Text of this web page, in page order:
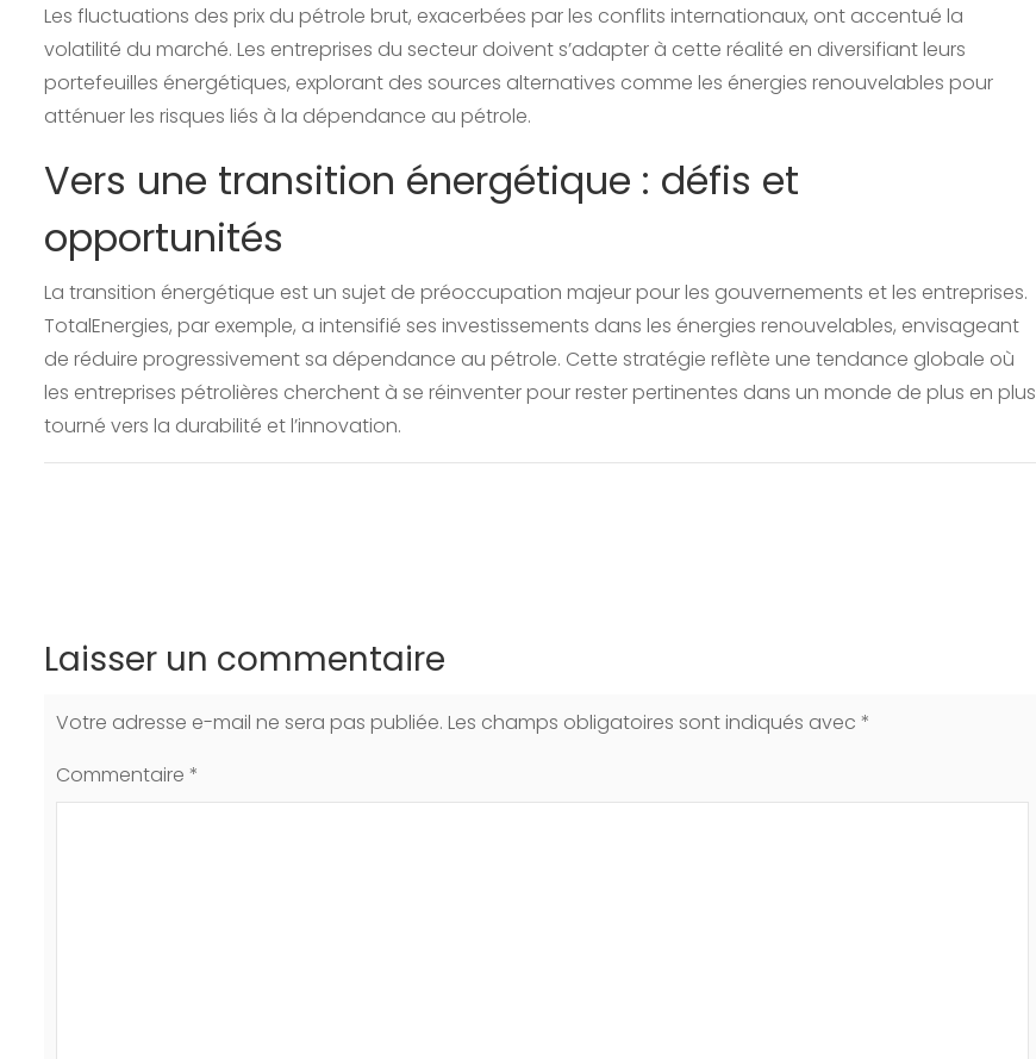
Les fluctuations des prix du pétrole brut, exacerbées par les conflits internationaux, ont accentué la
volatilité du marché. Les entreprises du secteur doivent s’adapter à cette réalité en diversifiant leurs
portefeuilles énergétiques, explorant des sources alternatives comme les énergies renouvelables pour
atténuer les risques liés à la dépendance au pétrole.
Vers une transition énergétique : défis et
opportunités
La transition énergétique est un sujet de préoccupation majeur pour les gouvernements et les entreprises.
TotalEnergies, par exemple, a intensifié ses investissements dans les énergies renouvelables, envisageant
de réduire progressivement sa dépendance au pétrole. Cette stratégie reflète une tendance globale où
les entreprises pétrolières cherchent à se réinventer pour rester pertinentes dans un monde de plus en plus
tourné vers la durabilité et l’innovation.
Laisser un commentaire
Votre adresse e-mail ne sera pas publiée. Les champs obligatoires sont indiqués avec *
Commentaire *